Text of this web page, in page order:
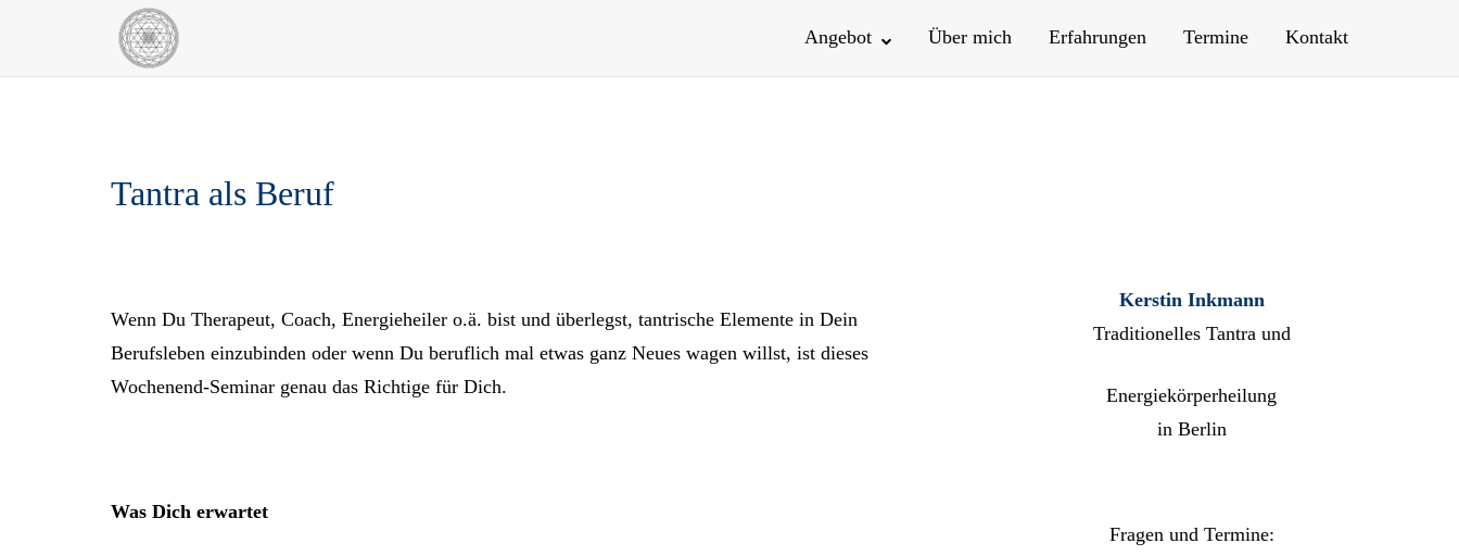
Home
Angebot Über mich Erfahrungen Termine Kontakt
Tantra als Beruf
Wenn Du Therapeut, Coach, Energieheiler o.ä. bist und überlegst, tantrische Elemente in Dein
Berufsleben einzubinden oder wenn Du beruflich mal etwas ganz Neues wagen willst, ist dieses
Wochenend-Seminar genau das Richtige für Dich.
Was Dich erwartet
Kerstin Inkmann
Traditionelles Tantra und
Energiekörperheilung
in Berlin
Fragen und Termine: